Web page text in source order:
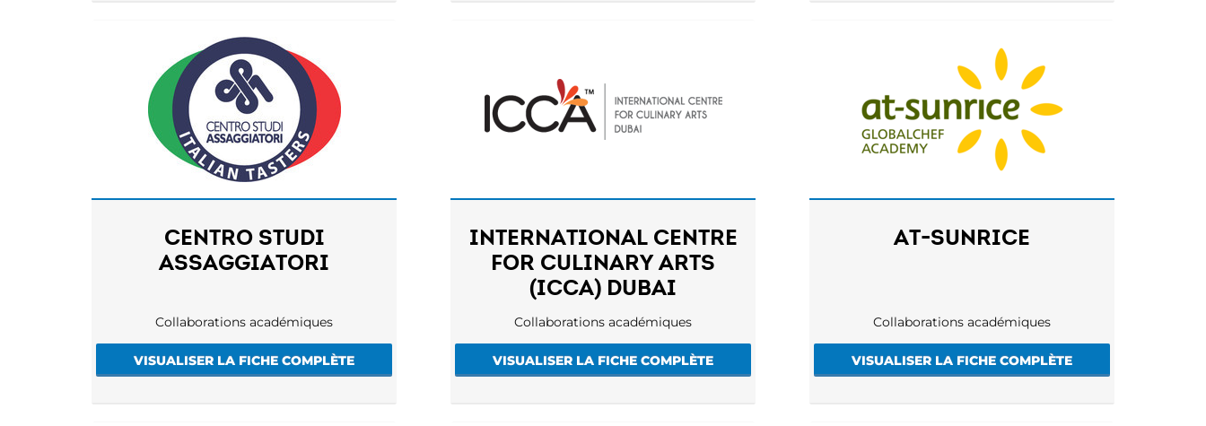
CENTRO STUDI
ASSAGGIATORI
Collaborations académiques
VISUALISER LA FICHE COMPLÈTE
INTERNATIONAL CENTRE
FOR CULINARY ARTS
(ICCA) DUBAI
Collaborations académiques
VISUALISER LA FICHE COMPLÈTE
AT-SUNRICE
Collaborations académiques
VISUALISER LA FICHE COMPLÈTE